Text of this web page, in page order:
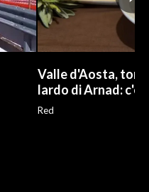
Valle d'Aosta,
lardo di Arnad: c'è
Red